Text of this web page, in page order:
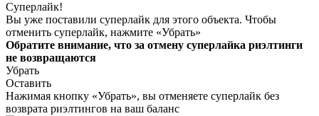
Суперлайк!
Вы уже поставили суперлайк для этого объекта. Чтобы
отменить суперлайк, нажмите «Убрать»
Обратите внимание, что за отмену суперлайка риэлтинги
не возвращаются
Убрать
Оставить
Нажимая кнопку «Убрать», вы отменяете суперлайк без
возврата риэлтингов на ваш баланс